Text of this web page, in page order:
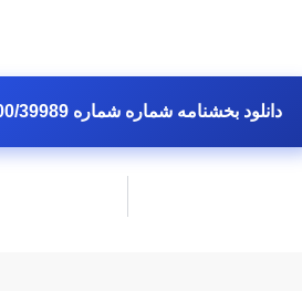
دانلود بخشنامه شماره شماره 200/39989/د